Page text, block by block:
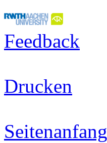
Feedback
Drucken
Seitenanfang